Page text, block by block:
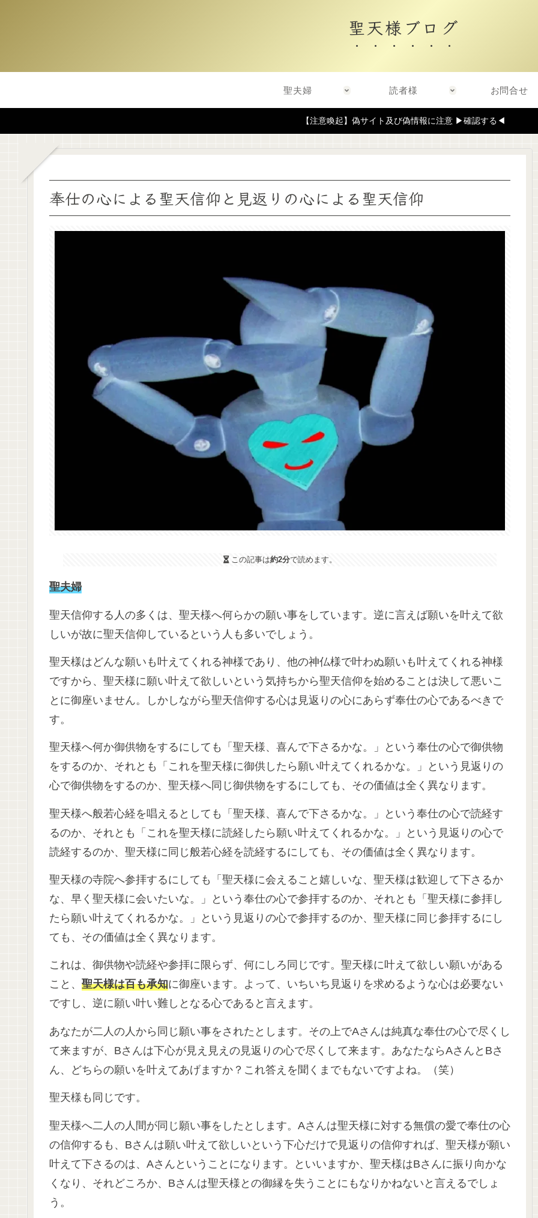
聖天様ブログ
聖夫婦 読者様 お問合せ
【注意喚起】偽サイト及び偽情報に注意 ▶確認する◀
奉仕の心による聖天信仰と見返りの心による聖天信仰
この記事は約2分で読めます。
聖夫婦
聖天信仰する人の多くは、聖天様へ何らかの願い事をしています。逆に言えば願いを叶えて欲
しいが故に聖天信仰しているという人も多いでしょう。
聖天様はどんな願いも叶えてくれる神様であり、他の神仏様で叶わぬ願いも叶えてくれる神様
ですから、聖天様に願い叶えて欲しいという気持ちから聖天信仰を始めることは決して悪いこ
とに御座いません。しかしながら聖天信仰する心は見返りの心にあらず奉仕の心であるべきで
す。
聖天様へ何か御供物をするにしても「聖天様、喜んで下さるかな。」という奉仕の心で御供物
をするのか、それとも「これを聖天様に御供したら願い叶えてくれるかな。」という見返りの
心で御供物をするのか、聖天様へ同じ御供物をするにしても、その価値は全く異なります。
聖天様へ般若心経を唱えるとしても「聖天様、喜んで下さるかな。」という奉仕の心で読経す
るのか、それとも「これを聖天様に読経したら願い叶えてくれるかな。」という見返りの心で
読経するのか、聖天様に同じ般若心経を読経するにしても、その価値は全く異なります。
聖天様の寺院へ参拝するにしても「聖天様に会えること嬉しいな、聖天様は歓迎して下さるか
な、早く聖天様に会いたいな。」という奉仕の心で参拝するのか、それとも「聖天様に参拝し
たら願い叶えてくれるかな。」という見返りの心で参拝するのか、聖天様に同じ参拝するにし
ても、その価値は全く異なります。
これは、御供物や読経や参拝に限らず、何にしろ同じです。聖天様に叶えて欲しい願いがある
こと、 聖天様は百も承知に御座います。よって、いちいち見返りを求めるような心は必要ない
ですし、逆に願い叶い難しとなる心であると言えます。
あなたが二人の人から同じ願い事をされたとします。その上でAさんは純真な奉仕の心で尽くし
て来ますが、Bさんは下心が見え見えの見返りの心で尽くして来ます。あなたならAさんとBさ
ん、どちらの願いを叶えてあげますか？これ答えを聞くまでもないですよね。（笑）
聖天様も同じです。
聖天様へ二人の人間が同じ願い事をしたとします。Aさんは聖天様に対する無償の愛で奉仕の心
の信仰するも、Bさんは願い叶えて欲しいという下心だけで見返りの信仰すれば、聖天様が願い
叶えて下さるのは、Aさんということになります。といいますか、聖天様はBさんに振り向かな
くなり、それどころか、Bさんは聖天様との御縁を失うことにもなりかねないと言えるでしょ
う。